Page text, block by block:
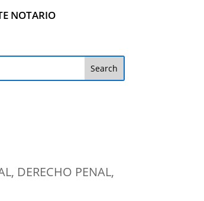
NOTARIO
, DERECHO PENAL,